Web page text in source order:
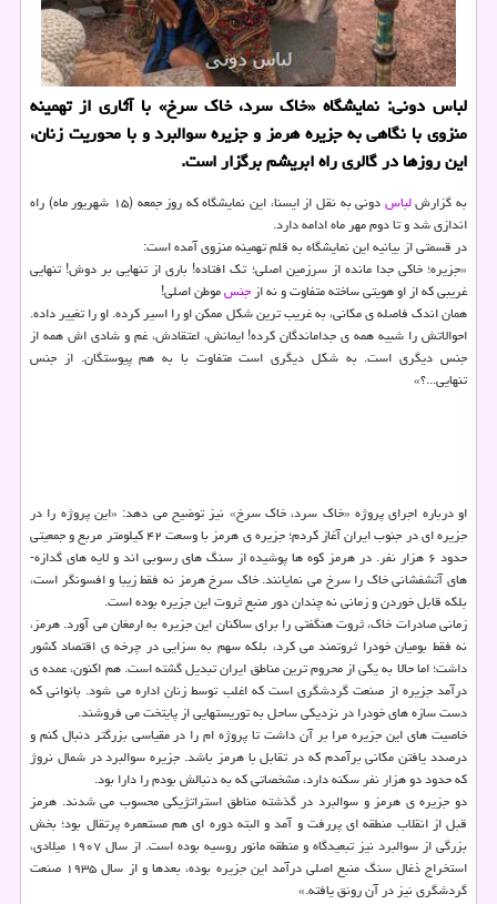
لباس دونی: نمایشگاه «خاك سرد، خاك سرخ» با آثاری از تهمینه
منزوی با نگاهی به جزیره هرمز و جزیره سوالبرد و با محوریت زنان،
این روزها در گالری راه ابریشم برگزار است.
به گزارشلباس
دونی به نقل از ایسنا، این نمایشگاه كه روز جمعه (۱۵ شهریور ماه) راه
اندازی شد و تا دوم مهر ماه ادامه دارد.
در قسمتی از بیانیه این نمایشگاه به قلم تهمینه منزوی آمده است:
«جزیره؛ خاكی جدا مانده از سرزمین اصلی؛ تك افتاده! باری از تنهایی بر دوش! تنهایی
غریبی كه از او هویتی ساخته متفاوت و نه از جنسموطن اصلی!
همان اندك فاصله ی مكانی، به غریب ترین شكل ممكن او را اسیر كرده. او را تغییر داده.
احوالاتش را شبیه همه ی جداماندگان كرده! ایمانش، اعتقادش، غم و شادی اش همه از
جنس دیگری است. به شكل دیگری است متفاوت با به هم پیوستگان. از جنس
تنهایی...؟»
او درباره اجرای پروژه «خاك سرد، خاك سرخ» نیز توضیح می دهد: «این پروژه را در
جزیره ای در جنوب ایران آغاز كردم؛ جزیره­ ی هرمز با وسعت ۴۲ كیلومتر مربع و جمعیتی
حدود ۶ هزار نفر. در هرمز كوه ­ها پوشیده از سنگ­ های رسوبی اند و لایه­ های گدازه­
های آتشفشانی خاك را سرخ می نمایانند. خاك سرخ هرمز نه فقط زیبا و افسونگر است،
بلكه قابل خوردن و زمانی نه چندان دور منبع ثروت این جزیره بوده است.
زمانی صادرات خاك، ثروت هنگفتی را برای ساكنان این جزیره به ارمغان می­ آورد. هرمز،
نه فقط بومیان خودرا ثروتمند می كرد، بلكه سهم به­ سزایی در چرخه ی اقتصاد كشور
داشت؛ اما حالا به یكی از محروم ­ترین مناطق ایران تبدیل گشته است. هم اكنون، عمده­ ی
درآمد جزیره از صنعت گردشگری است كه اغلب توسط زنان اداره می شود. بانوانی كه
دست سازه های خودرا در نزدیكی ساحل به توریستهایی از پایتخت می فروشند.
خاصیت های این جزیره مرا بر آن داشت تا پروژه­ ام را در مقیاسی بزرگتر دنبال كنم و
درصدد یافتن مكانی برآمدم كه در تقابل با هرمز باشد. جزیره سوالبرد در شمال نروژ
كه حدود دو هزار نفر سكنه دارد، مشخصاتی كه به دنبالش بودم را دارا بود.
دو جزیره ی هرمز و سوالبرد در گذشته مناطق استراتژیكی محسوب می شدند. هرمز
قبل از انقلاب منطقه ای پررفت و آمد و البته دوره ای هم مستعمره پرتقال بود؛ بخش
بزرگی از سوالبرد نیز تبعیدگاه و منطقه مانور روسیه بوده است. از سال ۱۹۰۷ میلادی،
استخراج ذغال سنگ منبع اصلی درآمد این جزیره بوده، بعدها و از سال ۱۹۳۵ صنعت
گردشگری نیز در آن رونق یافته.»